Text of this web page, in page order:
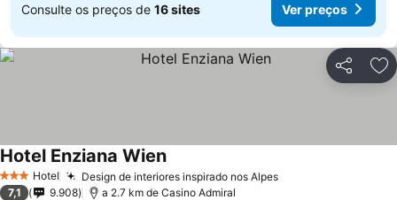
Consulte os preços de 16 sites Ver preços
Partilhar
3 EstrelasHotel Design de interiores inspirado nos Alpes
Hotel Enziana Wien
7,1 9.908 a 2.7 km de Casino Admiral